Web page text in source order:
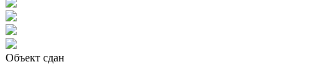
Объект сдан